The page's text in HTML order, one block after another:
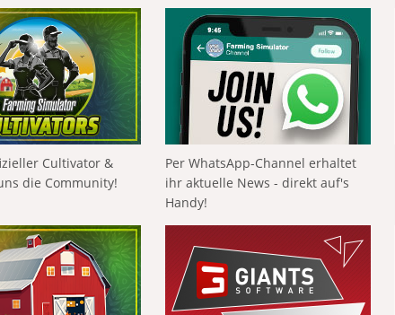
Cultivator &
die Community!
Per WhatsApp-Channel erhaltet
ihr aktuelle News - direkt auf's
Handy!